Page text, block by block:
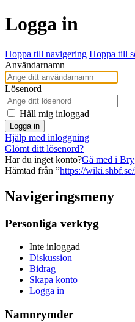
Logga in
Hoppa till navigering Hoppa till
Användarnamn
Lösenord
Håll mig inloggad
Logga in
Hjälp med inloggning
Glömt ditt lösenord?
Har du inget konto?Gå med i
Hämtad från ”https://
Navigeringsmeny
Personliga verktyg
Inte inloggad
Diskussion
Bidrag
Skapa konto
Logga in
Namnrymder